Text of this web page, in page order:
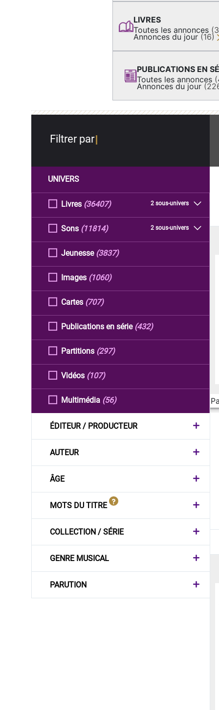
LIVRES
Toutes les annonces
Annonces du jour (16)
PUBLICATIONS EN
Toutes les annonces
Annonces du jour
Filtrer par
UNIVERS
Livres 2 sous-univers
(36407)
Sons 2 sous-univers
(11814)
Jeunesse (3837)
Images (1060)
Cartes (707)
Publications en série (432)
Partitions (297)
Vidéos (107)
Multimédia (56)
ÉDITEUR / PRODUCTEUR
AUTEUR
ÂGE
MOTS DU TITRE
COLLECTION / SÉRIE
GENRE MUSICAL
PARUTION